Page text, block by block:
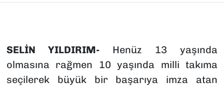
SELİN YILDIRIM-
Henüz 13 yaşında
olmasına rağmen 10 yaşında milli takıma
seçilerek büyük bir başarıya imza atan